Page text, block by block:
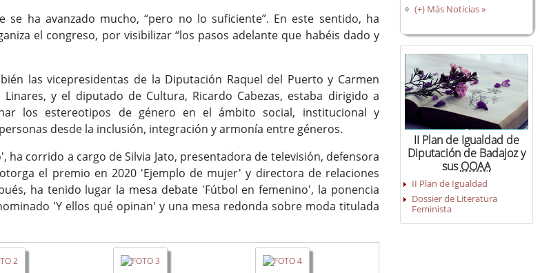
ha avanzado mucho, “pero no lo suficiente”. En este sentido, ha
el congreso, por visibilizar “los pasos adelante que habéis dado y
las vicepresidentas de la Diputación Raquel del Puerto y Carmen
y el diputado de Cultura, Ricardo Cabezas, estaba dirigido a
los estereotipos de género en el ámbito social, institucional y
desde la inclusión, integración y armonía entre géneros.
ha corrido a cargo de Silvia Jato, presentadora de televisión, defensora
el premio en 2020 'Ejemplo de mujer' y directora de relaciones
ha tenido lugar la mesa debate 'Fútbol en femenino', la ponencia
'Y ellos qué opinan' y una mesa redonda sobre moda titulada
(+) Más Noticias »
II Plan de Igualdad de
Diputación de Badajoz y
susOOAA
II Plan de Igualdad
Dossier de Literatura
Feminista